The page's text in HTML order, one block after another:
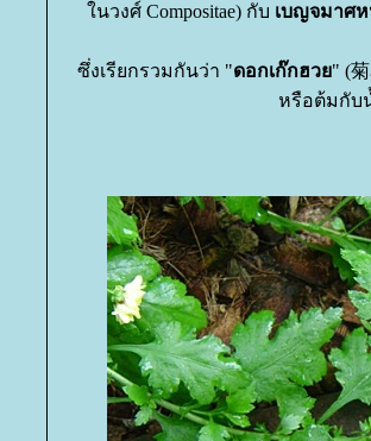
นวงศ์ Compositae) กับ เบญจมาศ
ซึ่งเรียกรวมกันว่า "ดอกเก๊กฮว" (
หรือต้มกับ